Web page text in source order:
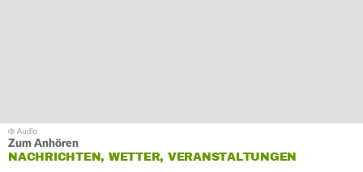
Zum Anhören
NACHRICHTEN, WETTER, VERANSTALTUNGEN